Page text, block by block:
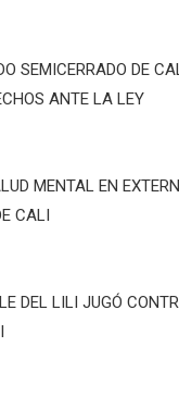
SEMICERRADO DE
ANTE LA LEY
MENTAL EN
CALI
DEL LILI JUGÓ